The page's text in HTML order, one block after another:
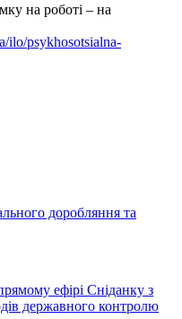
на роботі – на
ilo/psykhosotsialna-
доробляння та
ефірі Сніданку з
державного контролю